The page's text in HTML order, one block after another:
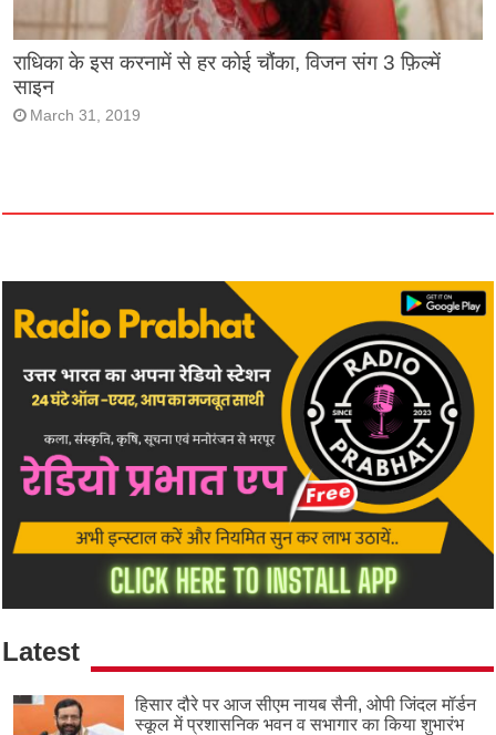
राधिका के इस करनामें से हर कोई चौंका, विजन संग 3 फ़िल्में
साइन
March 31, 2019
Latest
हिसार दौरे पर आज सीएम नायब सैनी, ओपी जिंदल मॉर्डन
स्कूल में प्रशासनिक भवन व सभागार का किया शुभारंभ